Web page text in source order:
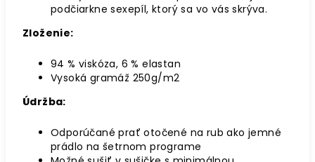
podčiarkne sexepíl, ktorý sa vo vás skrýva.
Zloženie:
94 % viskóza, 6 % elastan
Vysoká gramáž 250g/m2
Údržba:
Odporúčané prať otočené na rub ako jemné
prádlo na šetrnom programe